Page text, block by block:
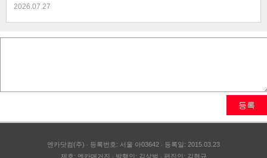
2026.07.27
등록
엔카닷컴(주) 등록번호: 서울 아03642
등록일: 2015.03.23
제호: 엔카매거진
발행인: 김상범 편집인: 김현규